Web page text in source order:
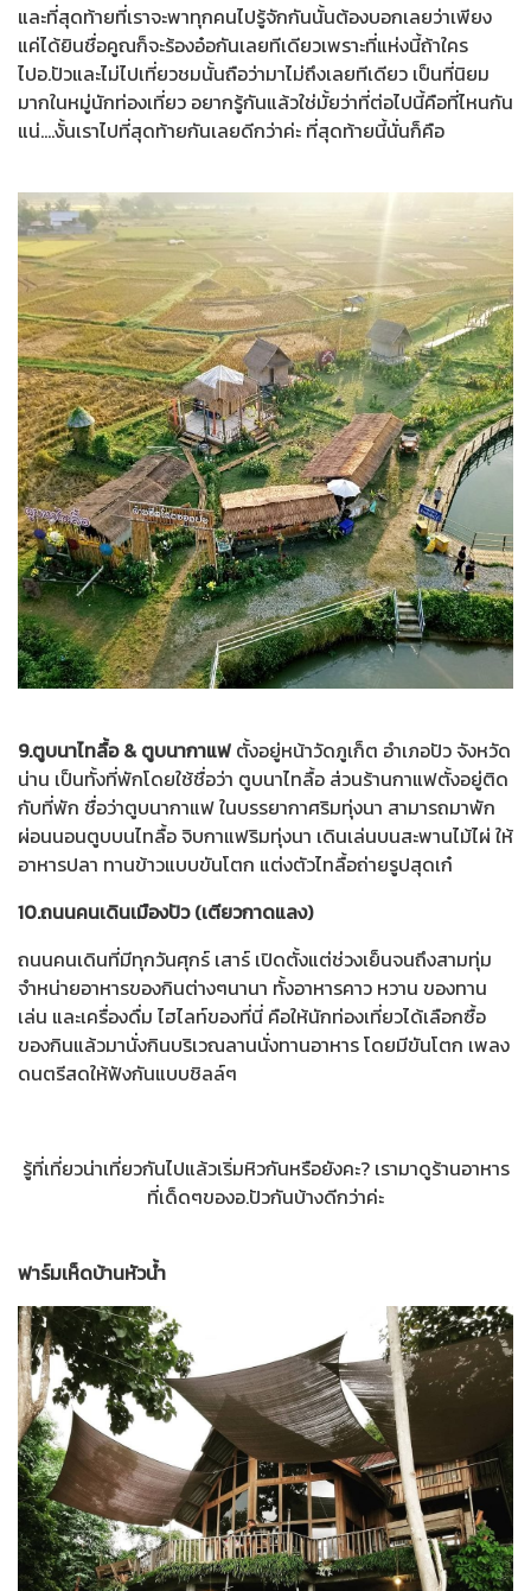
และที่สุดท้ายที่เราจะพาทุกคนไปรู้จักกันนั้นต้องบอกเลยว่าเพียง
แค่ได้ยินชื่อคูณก็จะร้องอ๋อกันเลยทีเดียวเพราะที่แห่งนี้ถ้าใคร
ไปอ.ปัวและไม่ไปเที่ยวชมนั้นถือว่ามาไม่ถึงเลยทีเดียว เป็นที่นิยม
มากในหมู่นักท่องเที่ยว อยากรู้กันแล้วใช่มั้ยว่าที่ต่อไปนี้คือที่ไหนกัน
แน่....งั้นเราไปที่สุดท้ายกันเลยดีกว่าค่ะ ที่สุดท้ายนี้นั่นก็คือ
9.ตูบนาไทลื้อ & ตูบนากาแฟ ตั้งอยู่หน้าวัดภูเก็ต อำเภอปัว จังหวัด
น่าน เป็นทั้งที่พักโดยใช้ชื่อว่า ตูบนาไทลื้อ ส่วนร้านกาแฟตั้งอยู่ติด
กับที่พัก ชื่อว่าตูบนากาแฟ ในบรรยากาศริมทุ่งนา สามารถมาพัก
ผ่อนนอนตูบบนไทลื้อ จิบกาแฟริมทุ่งนา เดินเล่นบนสะพานไม้ไผ่ ให้
อาหารปลา ทานข้าวแบบขันโตก แต่งตัวไทลื้อถ่ายรูปสุดเก๋
10.ถนนคนเดินเมืองปัว (เตียวกาดแลง)
ถนนคนเดินที่มีทุกวันศุกร์ เสาร์ เปิดตั้งแต่ช่วงเย็นจนถึงสามทุ่ม
จำหน่ายอาหารของกินต่างๆนานา ทั้งอาหารคาว หวาน ของทาน
เล่น และเครื่องดื่ม ไฮไลท์ของที่นี่ คือให้นักท่องเที่ยวได้เลือกซื้อ
ของกินแล้วมานั่งกินบริเวณลานนั่งทานอาหาร โดยมีขันโตก เพลง
ดนตรีสดให้ฟังกันแบบชิลล์ๆ
รู้ที่เที่ยวน่าเที่ยวกันไปแล้วเริ่มหิวกันหรือยังคะ? เรามาดูร้านอาหาร
ที่เด็ดๆของอ.ปัวกันบ้างดีกว่าค่ะ
ฟาร์มเห็ดบ้านหัวน้ำ